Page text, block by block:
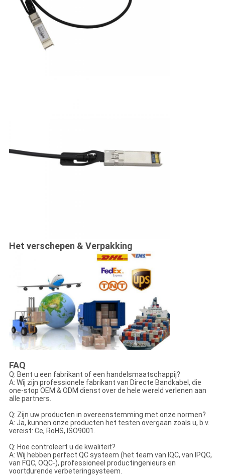
Het verschepen & Verpakking
FAQ
Q: Bent u een fabrikant of een handelsmaatschappij?
A: Wij zijn professionele fabrikant van Directe Bandkabel, die
one-stop OEM & ODM dienst over de hele wereld verlenen aan
alle partners.
Q: Zijn uw producten in overeenstemming met onze normen?
A: Ja, kunnen onze producten het testen overgaan zoals u, b.v.
vereist: Ce, RoHS, ISO9001.
Q: Hoe controleert u de kwaliteit?
A: Wij hebben perfect QC systeem (het team van IQC, van IPQC,
van FQC, OQC-), professioneel productingenieurs en
voortdurende verbeteringsysteem.